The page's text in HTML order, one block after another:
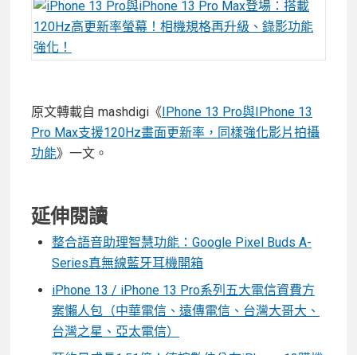
原文轉載自 mashdigi《IPhone 13 Pro與IPhone 13
Pro Max支援120Hz畫面更新率，同樣強化影片拍攝
功能》一文。
延伸閱讀
整合語音助理智慧功能：Google Pixel Buds A-
Series真無線藍牙耳機開箱
iPhone 13 / iPhone 13 Pro系列五大電信資費方
案懶人包（中華電信、遠傳電信、台灣大哥大、
台灣之星、亞太電信）